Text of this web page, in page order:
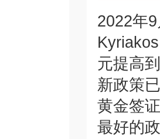
2022年
元提高
新政策
黄金签
最好的